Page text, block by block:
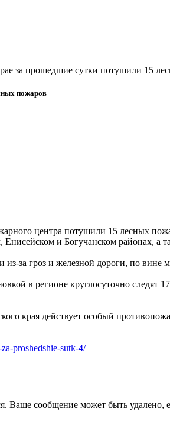
за прошедшие сутки потушили 15
пожаров
центра потушили 15 лесных
и Богучанском районах, а
за гроз и железной дороги, по
в регионе круглосуточно
края действует особый
proshedshie-sutk-4/
Ваше сообщение может быть удалено,